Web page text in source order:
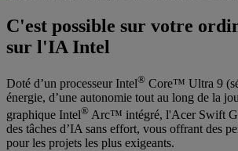
C'est possible sur votre
sur l'IA Intel
Doté d’un processeur Intel® Core™ Ultra 9
énergie, d’une autonomie tout au long de la
graphique Intel® Arc™ intégré, l'Acer Swift
des tâches d’IA sans effort, vous offrant des
pour les projets les plus exigeants.